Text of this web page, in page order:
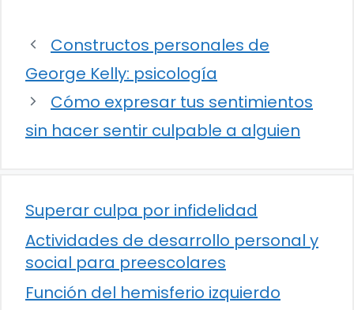
Constructos personales de
George Kelly: psicología
Cómo expresar tus sentimientos
sin hacer sentir culpable a alguien
Superar culpa por infidelidad
Actividades de desarrollo personal y
social para preescolares
Función del hemisferio izquierdo